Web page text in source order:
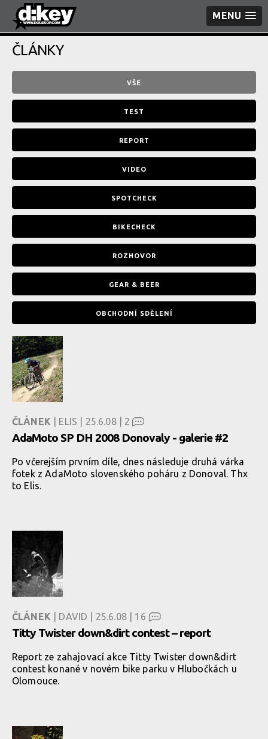
MENU
ČLÁNKY
VŠE
TEST
REPORT
VIDEO
SPOTCHECK
BIKECHECK
ROZHOVOR
GEAR & BEER
OBCHODNÍ SDĚLENÍ
ČLÁNEK | ELIS | 25.6.08 | 2
AdaMoto SP DH 2008 Donovaly - galerie #2
Po včerejším prvním díle, dnes následuje druhá várka
fotek z AdaMoto slovenského poháru z Donoval. Thx
to Elis.
ČLÁNEK | DAVID | 25.6.08 | 16
Titty Twister down&dirt contest – report
Report ze zahajovací akce Titty Twister down&dirt
contest konané v novém bike parku v Hlubočkách u
Olomouce.